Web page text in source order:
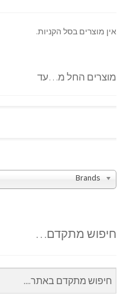
אין מוצרים בסל הקניות.
מוצרים החל מ…עד
Brands
חיפוש מתקדם…